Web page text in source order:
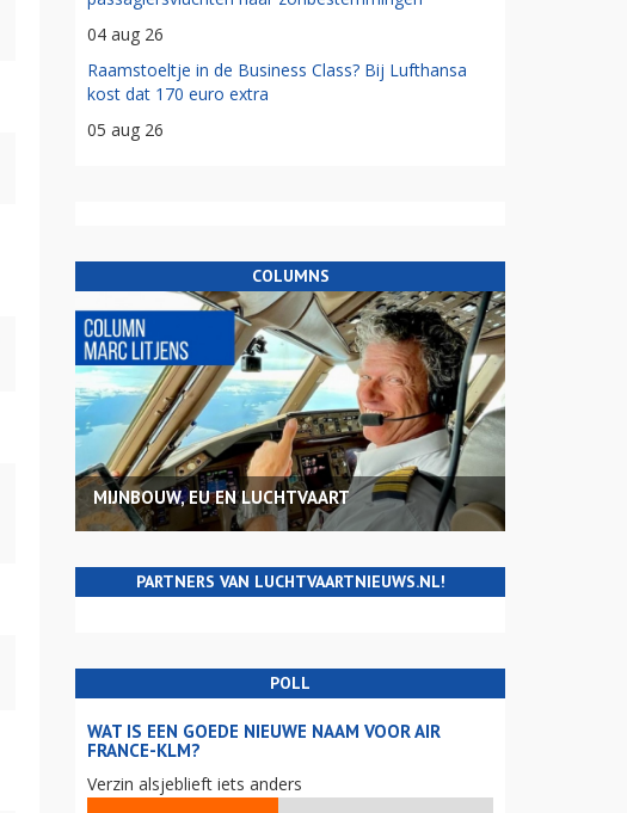
04 aug 26
Raamstoeltje in de Business Class? Bij Lufthansa
kost dat 170 euro extra
05 aug 26
COLUMNS
MIJNBOUW, EU EN LUCHTVAART
PARTNERS VAN LUCHTVAARTNIEUWS.NL!
POLL
WAT IS EEN GOEDE NIEUWE NAAM VOOR AIR
FRANCE-KLM?
Verzin alsjeblieft iets anders